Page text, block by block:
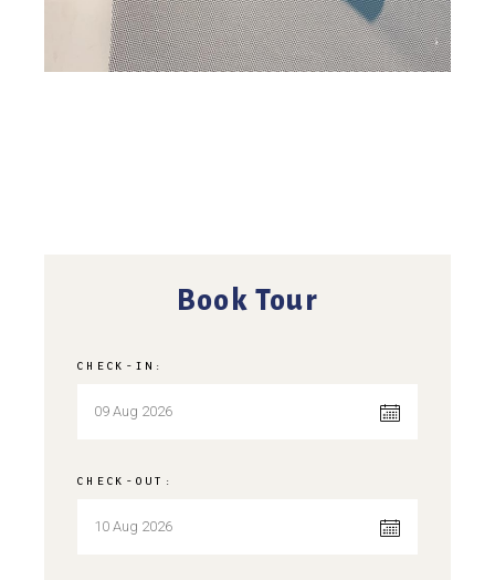
Book Tour
CHECK-IN:
CHECK-OUT: